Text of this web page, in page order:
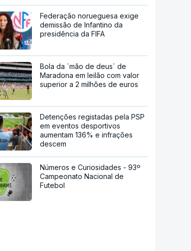
Federação norueguesa exige
demissão de Infantino da
presidência da FIFA
Bola da `mão de deus` de
Maradona em leilão com valor
superior a 2 milhões de euros
Detenções registadas pela PSP
em eventos desportivos
aumentam 136% e infrações
descem
Números e Curiosidades - 93º
Campeonato Nacional de
Futebol